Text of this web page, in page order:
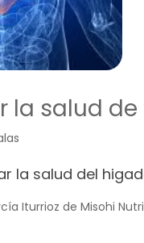
la salud
la salud del
Iturrioz de Misohi